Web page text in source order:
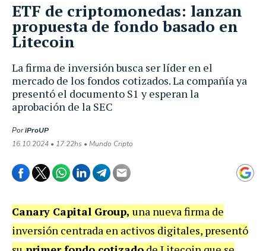
La firma de inversión busca ser líder en el
mercado de los fondos cotizados. La compañía ya
presentó el documento S1 y esperan la
aprobación de la SEC
PoriProUP
16.10.2024 • 17:22hs • Mundo Cripto
ETF de criptomonedas: lanzan
propuesta de fondo basado en
Litecoin
Canary Capital Group, una nueva firma de
inversión centrada en activos digitales, presentó